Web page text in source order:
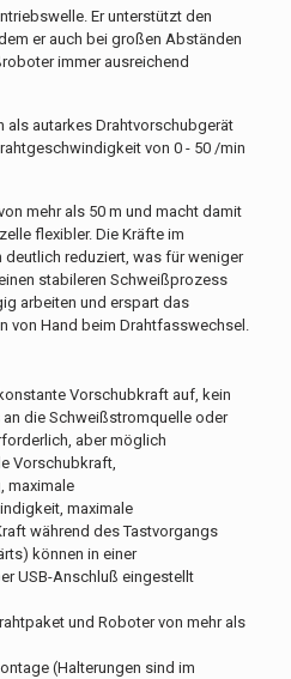
Er unterstützt den
er auch bei großen Abständen
immer ausreichend
als autarkes Drahtvorschubgerät
von 0 - 50 /min
mehr als 50 m und macht damit
flexibler. Die Kräfte im
reduziert, was für weniger
stabileren Schweißprozess
arbeiten und erspart das
von Hand beim Drahtfasswechsel.
Vorschubkraft auf, kein
die Schweißstromquelle oder
aber möglich
Vorschubkraft,
maximale
maximale
während des Tastvorgangs
können in einer
USB-Anschluß eingestellt
und Roboter von mehr als
(Halterungen sind im